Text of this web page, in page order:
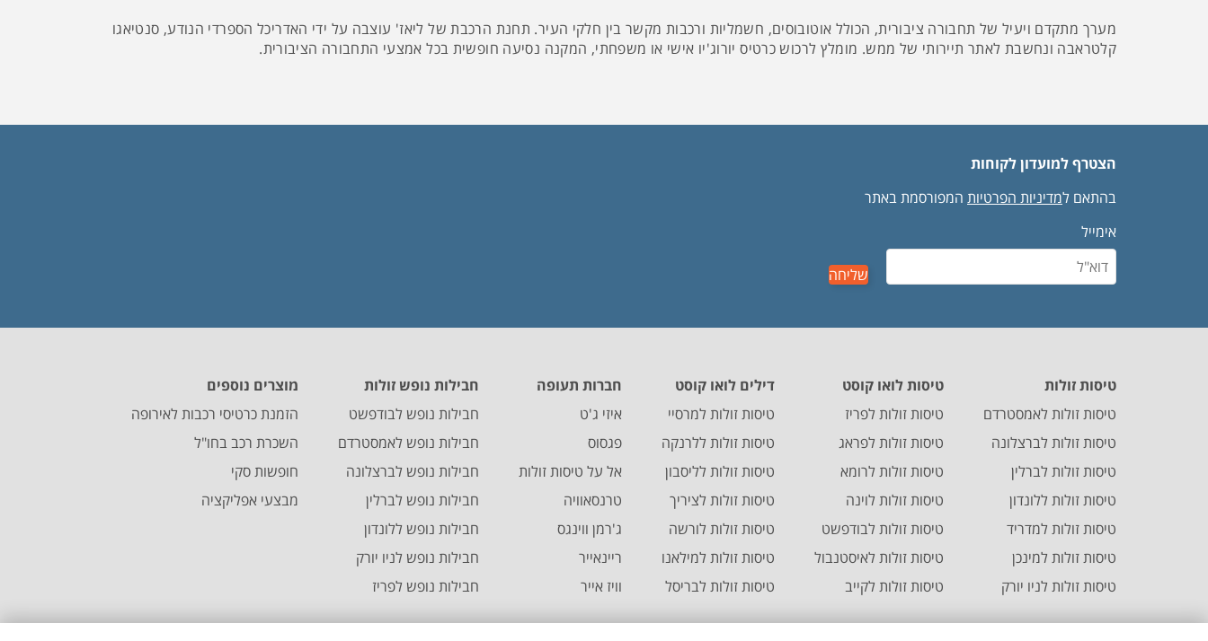
מערך מתקדם ויעיל של תחבורה ציבורית, הכולל אוטובוסים, חשמליות ורכבות מקשר בין חלקי העיר. תחנת הרכבת של ליאז' עוצבה על ידי האדריכל הספרדי הנודע, סנטיאגו
קלטראבה ונחשבת לאתר תיירותי של ממש. מומלץ לרכוש כרטיס יורוג'יו אישי או משפחתי, המקנה נסיעה חופשית בכל אמצעי התחבורה הציבורית.
הצטרף למועדון לקוחות
בהתאם למדיניות הפרטיות המפורסמת באתר
אימייל
שליחה
טיסות זולות
טיסות זולות לאמסטרדם
טיסות זולות לברצלונה
טיסות זולות לברלין
טיסות זולות ללונדון
טיסות זולות למדריד
טיסות זולות למינכן
טיסות זולות לניו יורק
טיסות לואו קוסט
טיסות זולות לפריז
טיסות זולות לפראג
טיסות זולות לרומא
טיסות זולות לוינה
טיסות זולות לבודפשט
טיסות זולות לאיסטנבול
טיסות זולות לקייב
דילים לואו קוסט
טיסות זולות למרסיי
טיסות זולות ללרנקה
טיסות זולות לליסבון
טיסות זולות לציריך
טיסות זולות לורשה
טיסות זולות למילאנו
טיסות זולות לבריסל
חברות תעופה
איזי ג'ט
פגסוס
אל על טיסות זולות
טרנסאוויה
ג'רמן ווינגס
ריינאייר
וויז אייר
חבילות נופש זולות
חבילות נופש לבודפשט
חבילות נופש לאמסטרדם
חבילות נופש לברצלונה
חבילות נופש לברלין
חבילות נופש ללונדון
חבילות נופש לניו יורק
חבילות נופש לפריז
מוצרים נוספים
הזמנת כרטיסי רכבות לאירופה
השכרת רכב בחו"ל
חופשות סקי
מבצעי אפליקציה